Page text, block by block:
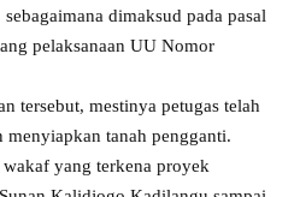
dimaksud pada pasal
pelaksanaan UU Nomor
tersebut, mestinya petugas telah
tanah pengganti.
yang terkena proyek